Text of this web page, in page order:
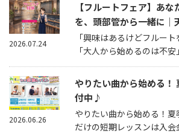
【フルートフェア】あ
を、頭部管から一緒に｜
「興味はあるけどフルート
「大人から始めるのは不
2026.07.24
やりたい曲から始める！
付中♪
やりたい曲から始める！
だけの短期レッスンは入会
2026.06.26